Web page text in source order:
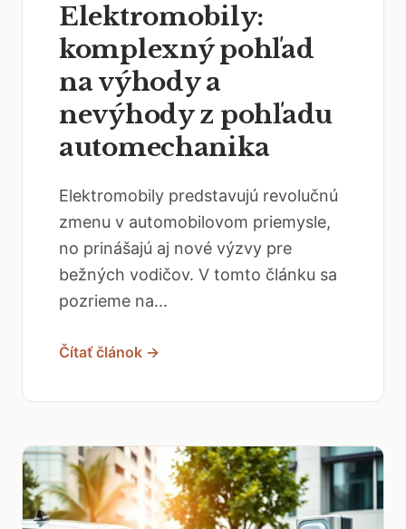
Elektromobily:
komplexný pohľad
na výhody a
nevýhody z pohľadu
automechanika
Elektromobily predstavujú revolučnú
zmenu v automobilovom priemysle,
no prinášajú aj nové výzvy pre
bežných vodičov. V tomto článku sa
pozrieme na...
Čítať článok →